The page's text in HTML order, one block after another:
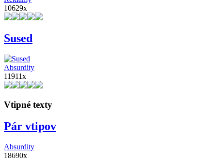
10629x
Sused
Absurdity
11911x
Vtipné texty
Pár vtipov
Absurdity
18690x